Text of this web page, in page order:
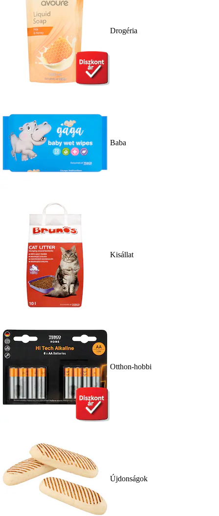
Drogéria
Baba
Kisállat
Otthon-hobbi
Újdonságok